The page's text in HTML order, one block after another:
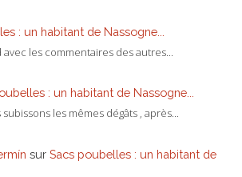
: un habitant de Nassogne...
les commentaires des autres...
: un habitant de Nassogne...
les mêmes dégâts , après...
sur Sacs poubelles : un habitant de